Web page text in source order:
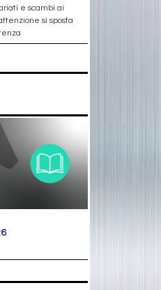
e scambi ai
si sposta